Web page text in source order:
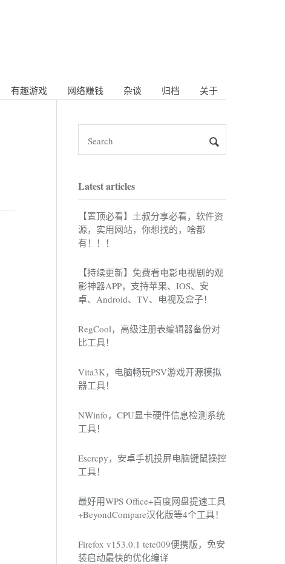
有趣游戏 网络赚钱 杂谈 归档 关于
Latest articles
【置顶必看】土叔分享必看，软件资
源，实用网站，你想找的，啥都
有！！！
【持续更新】免费看电影电视剧的观
影神器APP，支持苹果、IOS、安
卓、Android、TV、电视及盒子！
RegCool，高级注册表编辑器备份对
比工具！
Vita3K，电脑畅玩PSV游戏开源模拟
器工具！
NWinfo，CPU显卡硬件信息检测系统
工具！
Escrcpy，安卓手机投屏电脑键鼠操控
工具！
最好用WPS Office+百度网盘提速工具
+BeyondCompare汉化版等4个工具！
Firefox v153.0.1 tete009便携版，免安
装启动最快的优化编译